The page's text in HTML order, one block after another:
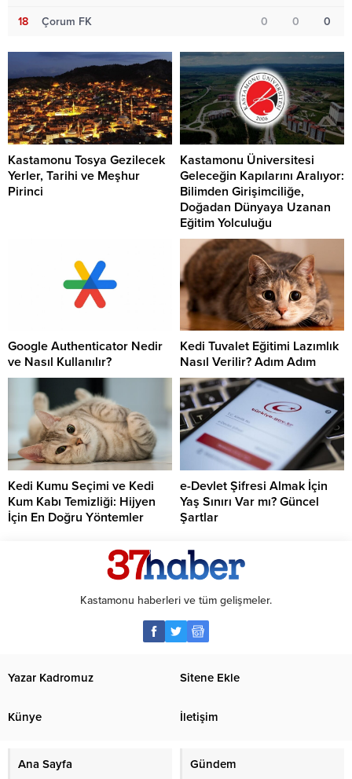
18 Çorum FK 0 0 0
Kastamonu Tosya Gezilecek
Yerler, Tarihi ve Meşhur
Pirinci
Kastamonu Üniversitesi
Geleceğin Kapılarını Aralıyor:
Bilimden Girişimciliğe,
Doğadan Dünyaya Uzanan
Eğitim Yolculuğu
Google Authenticator Nedir
ve Nasıl Kullanılır?
Kedi Tuvalet Eğitimi Lazımlık
Nasıl Verilir? Adım Adım
Kedi Kumu Seçimi ve Kedi
Kum Kabı Temizliği: Hijyen
İçin En Doğru Yöntemler
e-Devlet Şifresi Almak İçin
Yaş Sınırı Var mı? Güncel
Şartlar
Kastamonu haberleri ve tüm gelişmeler.
Yazar Kadromuz Sitene Ekle
Künye İletişim
Ana Sayfa Gündem